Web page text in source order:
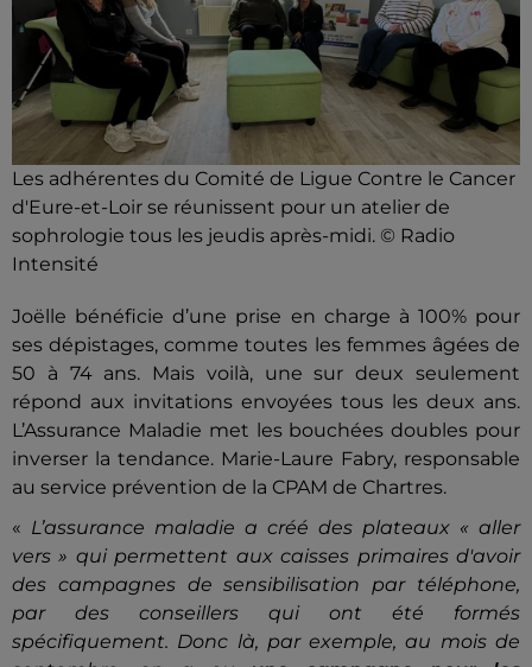
Les adhérentes du Comité de Ligue Contre le Cancer
d'Eure-et-Loir se réunissent pour un atelier de
sophrologie tous les jeudis après-midi. © Radio
Intensité
Joëlle bénéficie d’une prise en charge à 100% pour
ses dépistages, comme toutes les femmes âgées de
50 à 74 ans. Mais voilà, une sur deux seulement
répond aux invitations envoyées tous les deux ans.
L’Assurance Maladie met les bouchées doubles pour
inverser la tendance. Marie-Laure Fabry, responsable
au service prévention de la CPAM de Chartres.
« L’assurance maladie a créé des plateaux « aller
vers » qui permettent aux caisses primaires d'avoir
des campagnes de sensibilisation par téléphone,
par des conseillers qui ont été formés
spécifiquement. Donc là, par exemple, au mois de